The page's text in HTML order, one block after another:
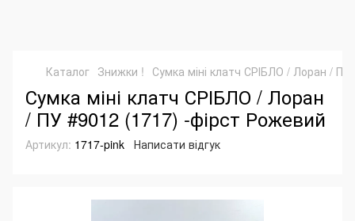
Каталог Знижки ! Сумка міні клатч СРІБЛО / Лоран /
Сумка міні клатч СРІБЛО / Лоран
/ ПУ #9012 (1717) -фірст Рожевий
Артикул: 1717-pink Написати відгук